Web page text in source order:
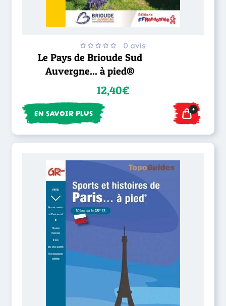
0 avis
Le Pays de Brioude Sud
Auvergne... à pied®
12,40€
EN SAVOIR PLUS +